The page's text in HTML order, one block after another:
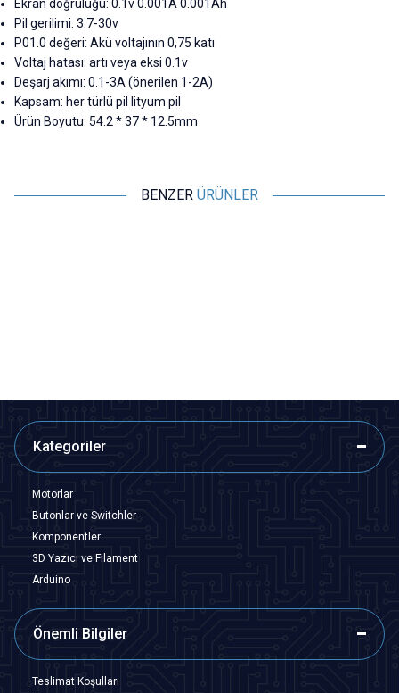
Ekran doğruluğu: 0.1v 0.001A 0.001Ah
Pil gerilimi: 3.7-30v
P01.0 değeri: Akü voltajının 0,75 katı
Voltaj hatası: artı veya eksi 0.1v
Deşarj akımı: 0.1-3A (önerilen 1-2A)
Kapsam: her türlü pil lityum pil
Ürün Boyutu: 54.2 * 37 * 12.5mm
BENZER ÜRÜNLER
Kategoriler
Motorlar
Butonlar ve Switchler
Komponentler
3D Yazıcı ve Filament
Arduino
Önemli Bilgiler
Teslimat Koşulları